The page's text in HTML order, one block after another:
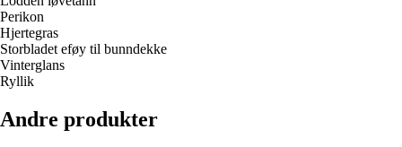
Perikon
Hjertegras
Storbladet eføy til bunndekke
Vinterglans
Ryllik
Andre produkter